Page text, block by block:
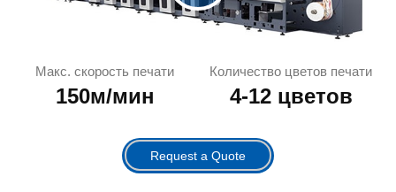
Макс. скорость печати
150м/мин
Количество цветов печати
4-12 цветов
Request a Quote